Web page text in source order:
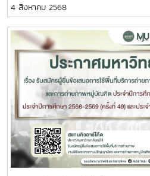
2569-2570 (ครั้งที่ 50)
4 สิงหาคม 2568